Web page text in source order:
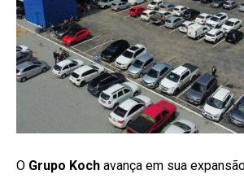
O Grupo Koch avança em sua